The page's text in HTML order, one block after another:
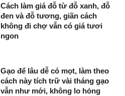
Cách làm giá đỗ từ đỗ xanh, đỗ
đen và đỗ tương, giãn cách
không đi chợ vẫn có giá tươi
ngon
Gạo để lâu dễ có mọt, làm theo
cách này tích trữ vài tháng gạo
vẫn như mới, không lo hỏng